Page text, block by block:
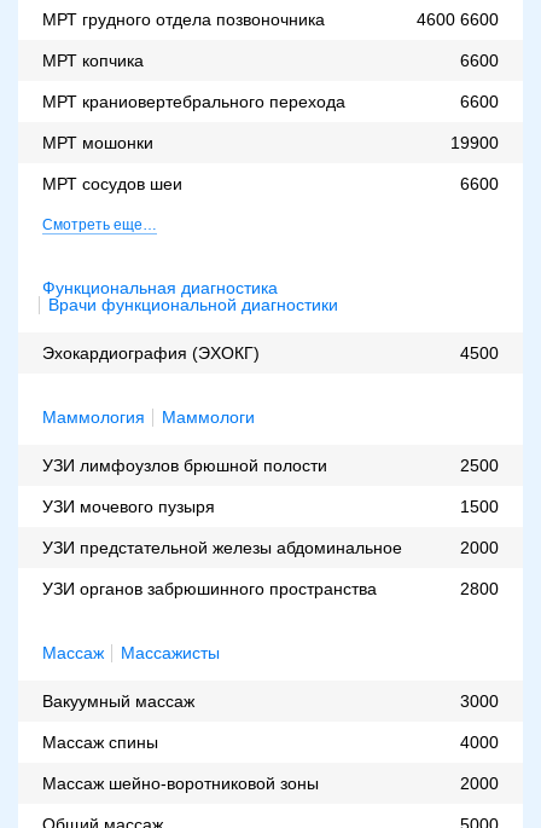
МРТ грудного отдела позвоночника 4600 6600
МРТ копчика 6600
МРТ краниовертебрального перехода 6600
МРТ мошонки 19900
МРТ сосудов шеи 6600
Смотреть еще…
Функциональная диагностика
Врачи функциональной диагностики
Эхокардиография (ЭХОКГ) 4500
Маммология Маммологи
УЗИ лимфоузлов брюшной полости 2500
УЗИ мочевого пузыря 1500
УЗИ предстательной железы абдоминальное 2000
УЗИ органов забрюшинного пространства 2800
Массаж Массажисты
Вакуумный массаж 3000
Массаж спины 4000
Массаж шейно-воротниковой зоны 2000